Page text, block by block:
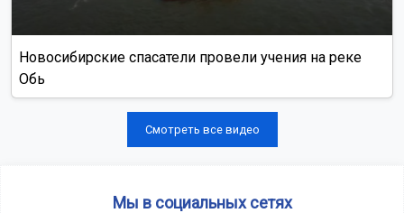
Новосибирские спасатели провели учения на реке
Обь
Смотреть все видео
Мы в социальных сетях